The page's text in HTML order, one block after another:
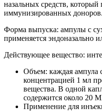
назальных средств,
иммунизированных доноров.
Форма выпуска: ампулы с
применяется эндоназально
Действующее вещество:
Объем: каждая ампула
концентрацией 1 мл
вещества. В одной
содержится около 20
Применение для